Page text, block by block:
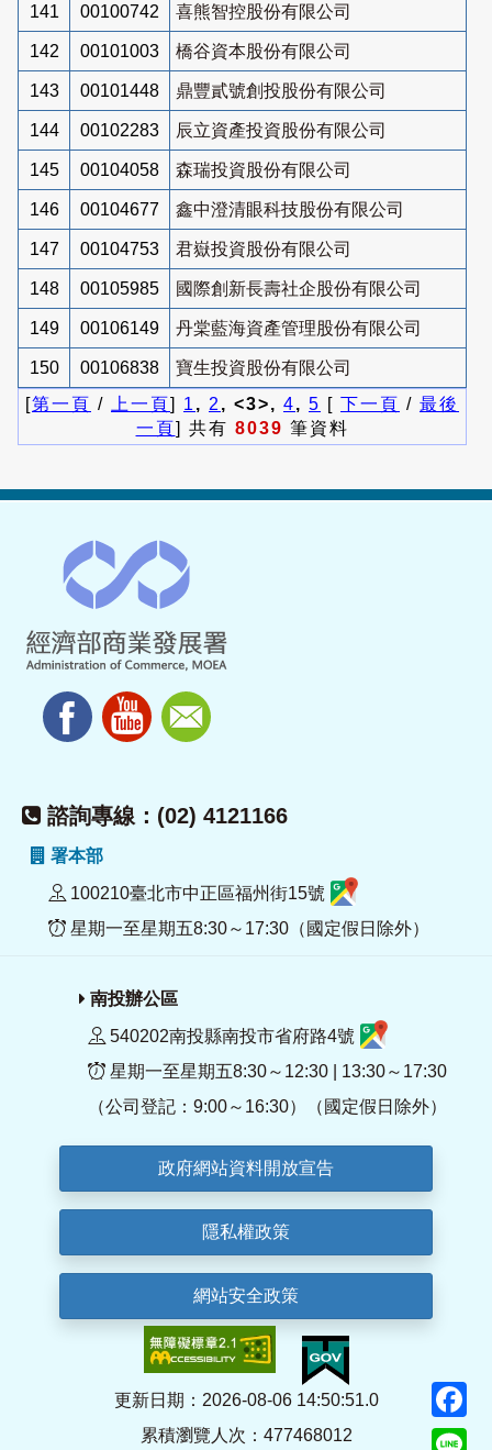
141 00100742 喜熊智控股份有限公司
142 00101003 橋谷資本股份有限公司
143 00101448 鼎豐貳號創投股份有限公司
144 00102283 辰立資產投資股份有限公司
145 00104058 森瑞投資股份有限公司
146 00104677 鑫中澄清眼科技股份有限公司
147 00104753 君嶽投資股份有限公司
148 00105985 國際創新長壽社企股份有限公司
149 00106149 丹棠藍海資產管理股份有限公司
150 00106838
寶生投資股份有限公司
[第一頁 / 上一頁] 1 , 2 , <3>, 4, 5 [ 下一頁 / 最後
一頁] 共有 8039 筆資料
諮詢專線：(02) 4121166
署本部
100210臺北市中正區福州街15號
星期一至星期五8:30～17:30（國定假日除外）
南投辦公區
540202南投縣南投市省府路4號
星期一至星期五8:30～12:30 | 13:30～17:30
（公司登記：9:00～16:30）（國定假日除外）
政府網站資料開放宣告
隱私權政策
網站安全政策
更新日期：2026-08-06 14:50:51.0
累積瀏覽人次：477468012